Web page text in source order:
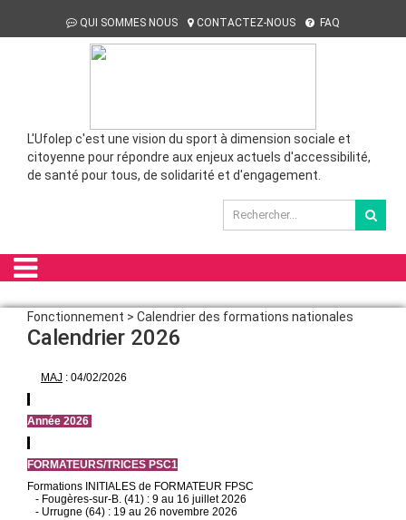
QUI SOMMES NOUS CONTACTEZ-NOUS FAQ
L'Ufolep c'est une vision du sport à dimension sociale et
citoyenne pour répondre aux enjeux actuels d'accessibilité,
de santé pour tous, de solidarité et d'engagement.
Fonctionnement > Calendrier des formations nationales
Calendrier 2026
MAJ : 04/02/2026
Année 2026
FORMATEURS/TRICES PSC1
Formations INITIALES de FORMATEUR FPSC
- Fougères-sur-B. (41) : 9 au 16 juillet 2026
- Urrugne (64) : 19 au 26 novembre 2026